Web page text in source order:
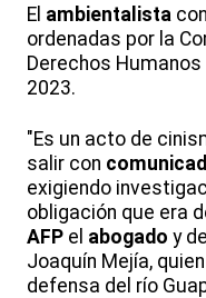
El ambientalista
ordenadas por la
Derechos Humanos
2023.
"Es un acto de
salir con
exigiendo
obligación que era
AFP el abogado y
Joaquín Mejía,
defensa del río